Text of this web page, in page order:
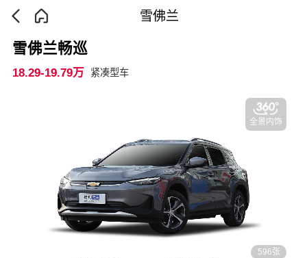
雪佛兰
全景内饰
596张
雪佛兰畅巡
18.29-19.79万 紧凑型车